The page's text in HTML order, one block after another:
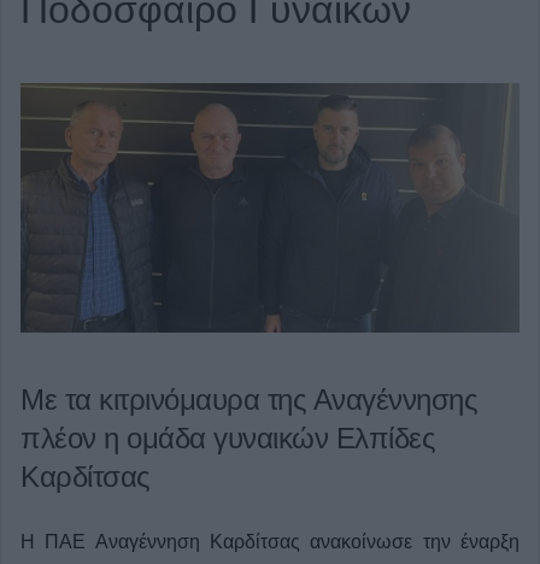
Ποδόσφαιρο Γυναικών
Με τα κιτρινόμαυρα της Αναγέννησης
πλέον η ομάδα γυναικών Ελπίδες
Καρδίτσας
Η ΠΑΕ Αναγέννηση Καρδίτσας ανακοίνωσε την έναρξη